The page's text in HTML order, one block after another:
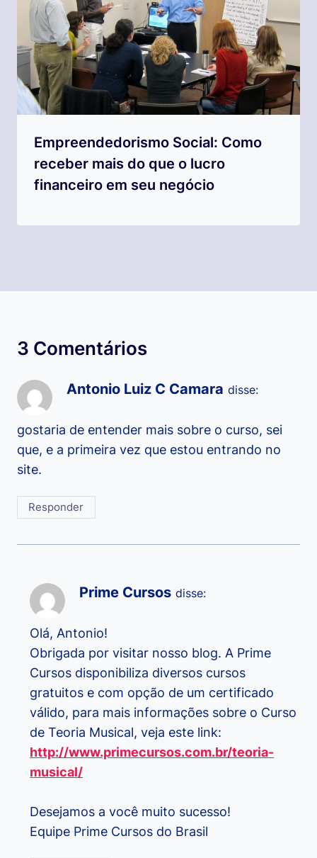
Empreendedorismo Social: Como
receber mais do que o lucro
financeiro em seu negócio
3 Comentários
Antonio Luiz C Camara disse:
gostaria de entender mais sobre o curso, sei
que, e a primeira vez que estou entrando no
site.
Responder
Prime Cursos disse:
Olá, Antonio!
Obrigada por visitar nosso blog. A Prime
Cursos disponibiliza diversos cursos
gratuitos e com opção de um certificado
válido, para mais informações sobre o Curso
de Teoria Musical, veja este link:
http://www.primecursos.com.br/teoria-
musical/
Desejamos a você muito sucesso!
Equipe Prime Cursos do Brasil